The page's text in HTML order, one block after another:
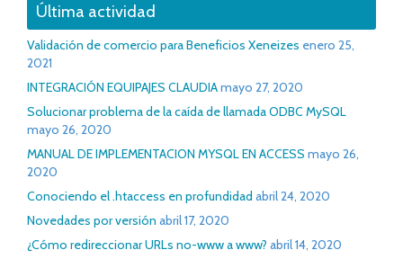
Última actividad
Validación de comercio para Beneficios Xeneizes enero 25,
2021
INTEGRACIÓN EQUIPAJES CLAUDIAmayo 27, 2020
Solucionar problema de la caída de llamada ODBC MySQL
mayo 26, 2020
MANUAL DE IMPLEMENTACION MYSQL EN ACCESS mayo 26,
2020
Conociendo el .htaccess en profundidad abril 24, 2020
Novedades por versión abril 17, 2020
¿Cómo redireccionar URLs no-www a www? abril 14, 2020